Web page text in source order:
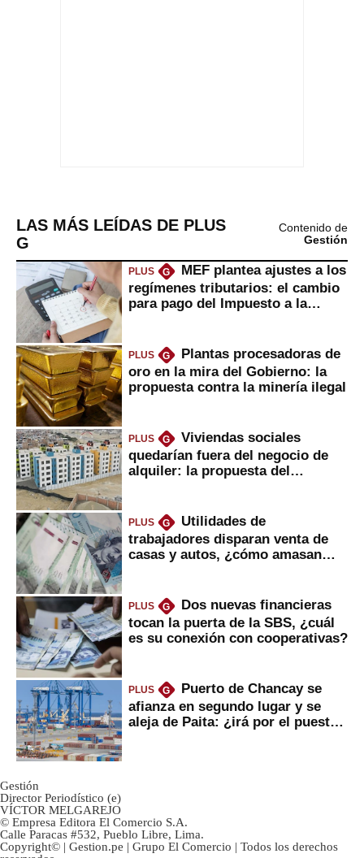
LAS MÁS LEÍDAS DE PLUS
G
Contenido de
Gestión
PLUS G
MEF plantea ajustes a los
regímenes tributarios: el cambio
para pago del Impuesto a la
PLUS G
Plantas procesadoras de
oro en la mira del Gobierno: la
propuesta contra la minería ilegal
PLUS G
Viviendas sociales
quedarían fuera del negocio de
alquiler: la propuesta del
PLUS G
Utilidades de
trabajadores disparan venta de
casas y autos, ¿cómo amasan
PLUS G
Dos nuevas financieras
tocan la puerta de la SBS, ¿cuál
es su conexión con cooperativas?
PLUS G
Puerto de Chancay se
afianza en segundo lugar y se
aleja de Paita: ¿irá por el puesto
Gestión
Director Periodístico (e)
VÍCTOR MELGAREJO
© Empresa Editora El Comercio S.A.
Calle Paracas #532, Pueblo Libre, Lima.
Copyright© | Gestion.pe | Grupo El Comercio | Todos los derechos